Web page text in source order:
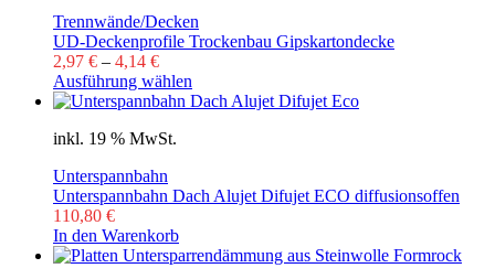
Trennwände/Decken
UD-Deckenprofile Trockenbau Gipskartondecke
2,97 € – 4,14 €
Ausführung wählen
inkl. 19 % MwSt.
Unterspannbahn
Unterspannbahn Dach Alujet Difujet ECO diffusionsoffen
110,80 €
In den Warenkorb